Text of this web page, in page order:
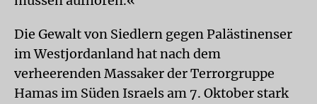
Die Gewalt von Siedlern gegen Palästinenser
im Westjordanland hat nach dem
verheerenden Massaker der Terrorgruppe
Hamas im Süden Israels am 7. Oktober stark